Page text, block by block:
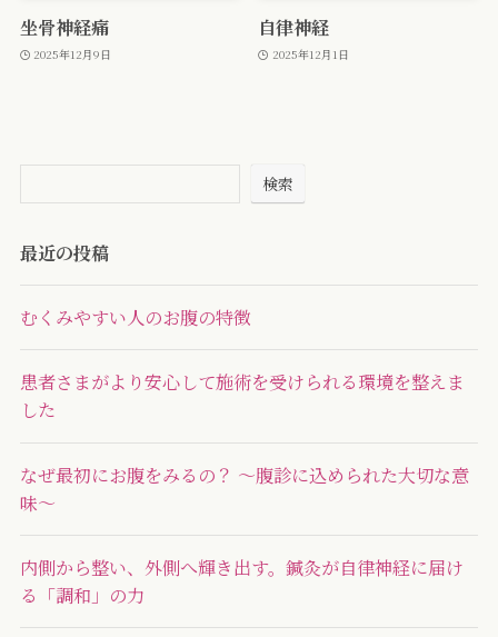
坐骨神経痛
2025年12月9日
自律神経
2025年12月1日
検索
最近の投稿
むくみやすい人のお腹の特徴
患者さまがより安心して施術を受けられる環境を整えま
した
なぜ最初にお腹をみるの？ ～腹診に込められた大切な意
味～
内側から整い、外側へ輝き出す。鍼灸が自律神経に届け
る「調和」の力